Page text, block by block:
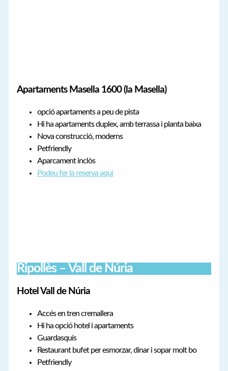
Apartaments Masella 1600 (la Masella)
opció apartaments a peu de pista
Hi ha apartaments duplex, amb terrassa i planta baixa
Nova construcció, moderns
Petfriendly
Aparcament inclòs
Podeu fer la reserva aquí
Ripollès – Vall de Núria
Hotel Vall de Núria
Accés en tren cremallera
Hi ha opció hotel i apartaments
Guardasquís
Restaurant bufet per esmorzar, dinar i sopar molt bo
Petfriendly